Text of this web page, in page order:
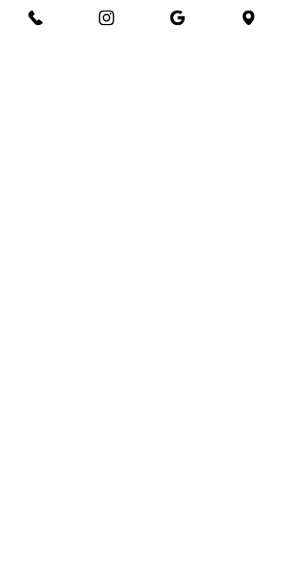
professionell aufbereiten.